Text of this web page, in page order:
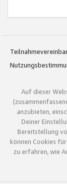
Auf dieser
anzubieten,
Deiner
Bereitstellung
können Cookies
zu erfahren, wie